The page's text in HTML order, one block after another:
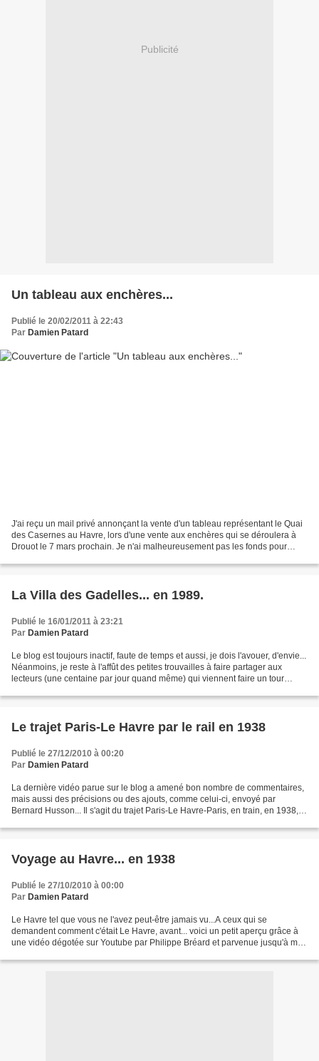
Publicité
Un tableau aux enchères...
Publié le 20/02/2011 à 22:43
Par Damien Patard
J'ai reçu un mail privé annonçant la vente d'un tableau représentant le Quai
des Casernes au Havre, lors d'une vente aux enchères qui se déroulera à
Drouot le 7 mars prochain. Je n'ai malheureusement pas les fonds pour
La Villa des Gadelles... en 1989.
Publié le 16/01/2011 à 23:21
Par Damien Patard
Le blog est toujours inactif, faute de temps et aussi, je dois l'avouer, d'envie...
Néanmoins, je reste à l'affût des petites trouvailles à faire partager aux
lecteurs (une centaine par jour quand même) qui viennent faire un tour
Le trajet Paris-Le Havre par le rail en 1938
Publié le 27/12/2010 à 00:20
Par Damien Patard
La dernière vidéo parue sur le blog a amené bon nombre de commentaires,
mais aussi des précisions ou des ajouts, comme celui-ci, envoyé par
Bernard Husson... Il s'agit du trajet Paris-Le Havre-Paris, en train, en 1938,
Voyage au Havre... en 1938
Publié le 27/10/2010 à 00:00
Par Damien Patard
Le Havre tel que vous ne l'avez peut-être jamais vu...A ceux qui se
demandent comment c'était Le Havre, avant... voici un petit aperçu grâce à
une vidéo dégotée sur Youtube par Philippe Bréard et parvenue jusqu'à moi